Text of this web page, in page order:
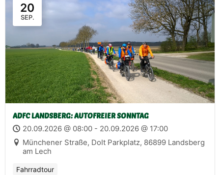
20
SEP.
ADFC LANDSBERG: AUTOFREIER SONNTAG
20.09.2026 @ 08:00 - 20.09.2026 @ 17:00
Münchener Straße, DoIt Parkplatz, 86899 Landsberg
am Lech
Fahrradtour